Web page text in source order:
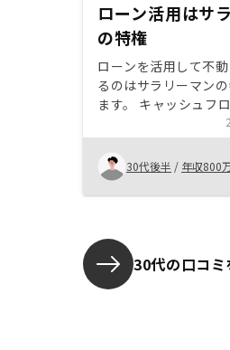
ローン活用はサ
の特権
ローンを活用して不
るのはサラリーマン
ます。 キャッシュフローが生まれ
ると共にローン残債
で、不動産投資は早
したことは無いと思
件のエリアの特徴、将
ども簡単に合わせて
30代後半 / 年収800
30代の口コ